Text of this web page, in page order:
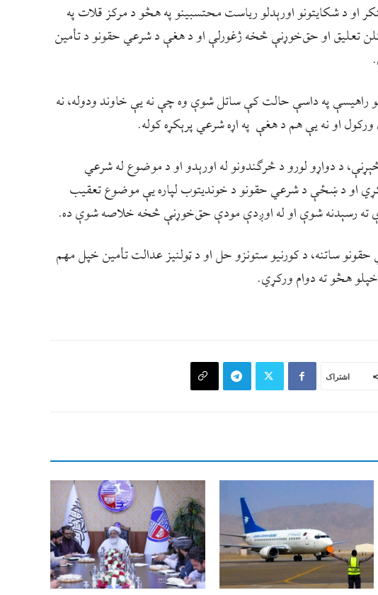
او د شکایتونو اورېدلو ریاست محتسبینو په هڅو د مرکز قلات په
تعلیق او حق‌خوړنې څخه ژغورلې او د هغې د شرعي حقونو د تأمین
راهیسې په داسې حالت کې ساتل شوې وه چې نه یې خاوند ودوله، نه
او نه یې هم د هغې په اړه شرعي پرېکړه کوله.
د دواړو لورو د څرګندونو له اورېدو او د موضوع له شرعي
کړي او د ښځې د شرعي حقونو د خونديتوب لپاره یې موضوع تعقیب
ته رسېدنه شوې او له اوږدې مودې حق‌خوړنې څخه خلاصه شوې ده.
ساتنه، د کورنیو ستونزو حل او د ټولنیز عدالت تأمین خپل مهم
هڅو ته دوام ورکړي.
اشتراک